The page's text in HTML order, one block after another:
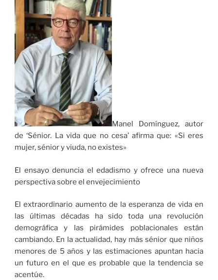
Manel Domínguez, autor
de ‘Sénior. La vida que no cesa’ afirma que: «Si eres
mujer, sénior y viuda, no existes»
El ensayo denuncia el edadismo y ofrece una nueva
perspectiva sobre el envejecimiento
El extraordinario aumento de la esperanza de vida en
las últimas décadas ha sido toda una revolución
demográfica y las pirámides poblacionales están
cambiando. En la actualidad, hay más sénior que niños
menores de 5 años y las estimaciones apuntan hacia
un futuro en el que es probable que la tendencia se
acentúe.